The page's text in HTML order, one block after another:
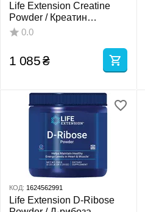
Life Extension Creatine
Powder / Креатин
моногідрат підтримка
0.0
1 085₴
КОД: 1624562991
Life Extension D-Ribose